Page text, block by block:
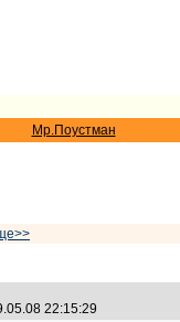
Мр.Поустман
22:15:29